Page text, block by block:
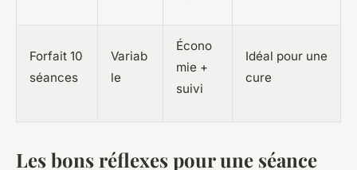
Forfait 10
séances
Variab
le
Écono
mie +
suivi
Idéal pour une
cure
Les bons réflexes pour une séance